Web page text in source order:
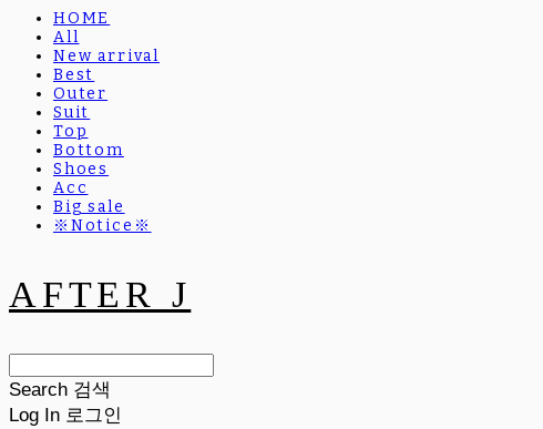
HOME
All
New arrival
Best
Outer
Suit
Top
Bottom
Shoes
Acc
Big sale
※Notice※
AFTER J
Search 검색
Log In 로그인